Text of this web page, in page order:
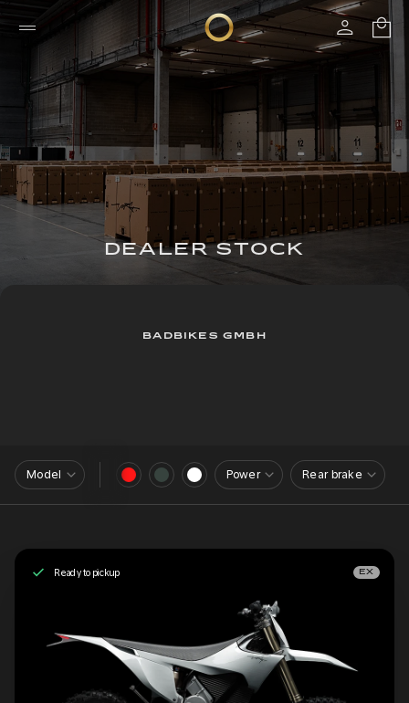
DEALER STOCK
BADBIKES GMBH
Model Power Rear brake
Ready to pickup EX